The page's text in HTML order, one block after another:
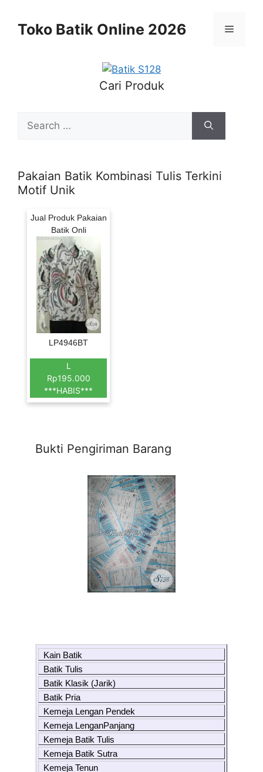
contentToko Batik Online 2026 Menu
Cari Produk
for:
Pakaian Batik Kombinasi Tulis Terkini
Motif Unik
Jual Produk Pakaian
Batik Onli
LP4946BT
L
Rp195.000
***HABIS***
Bukti Pengiriman Barang
Kain Batik
Batik Tulis
Batik Klasik (Jarik)
Batik Pria
Kemeja Lengan Pendek
Kemeja LenganPanjang
Kemeja Batik Tulis
Kemeja Batik Sutra
Kemeja Tenun